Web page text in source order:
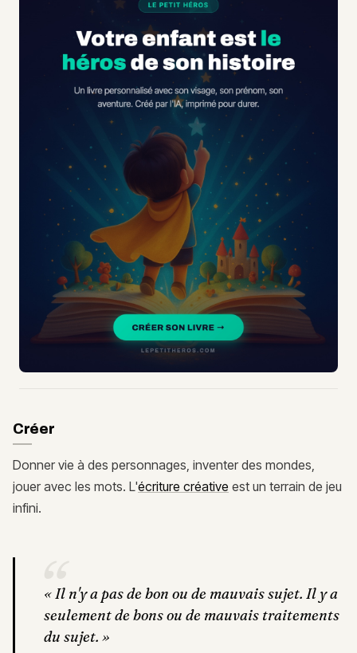
Créer
Donner vie à des personnages, inventer des mondes,
jouer avec les mots. L'écriture créative est un terrain de jeu
infini.
“
«Il n'y a pas de bon ou de mauvais sujet. Il y a
seulement de bons ou de mauvais traitements
du sujet. »